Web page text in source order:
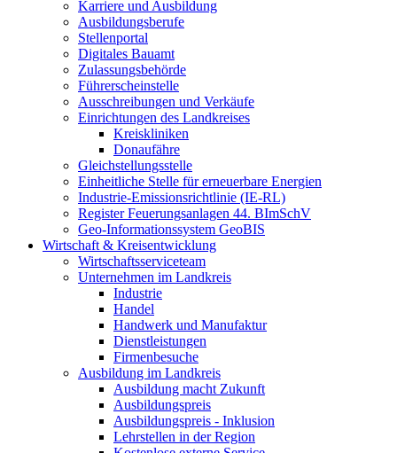
Karriere und Ausbildung
Ausbildungsberufe
Stellenportal
Digitales Bauamt
Zulassungsbehörde
Führerscheinstelle
Ausschreibungen und Verkäufe
Einrichtungen des Landkreises
Kreiskliniken
Donaufähre
Gleichstellungsstelle
Einheitliche Stelle für erneuerbare Energien
Industrie-Emissionsrichtlinie (IE-RL)
Register Feuerungsanlagen 44. BImSchV
Geo-Informationssystem GeoBIS
Wirtschaft & Kreisentwicklung
Wirtschaftsserviceteam
Unternehmen im Landkreis
Industrie
Handel
Handwerk und Manufaktur
Dienstleistungen
Firmenbesuche
Ausbildung im Landkreis
Ausbildung macht Zukunft
Ausbildungspreis
Ausbildungspreis - Inklusion
Lehrstellen in der Region